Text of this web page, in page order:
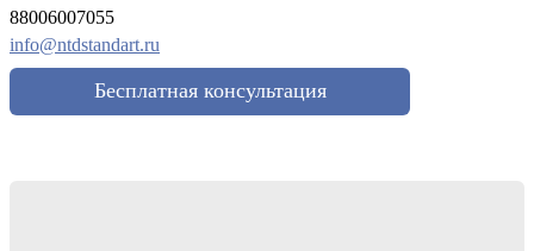
88006007055
info@ntdstandart.ru
Бесплатная консультация